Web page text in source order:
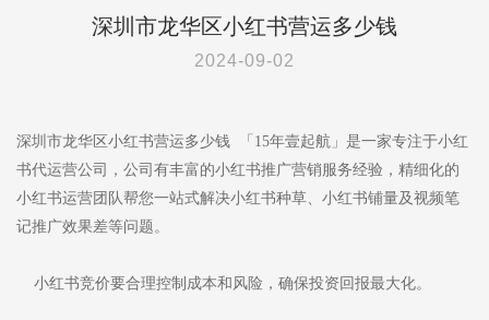
深圳市龙华区小红书营运多少钱
2024-09-02
深圳市龙华区小红书营运多少钱 「15年壹起航」是一家专注于小红
书代运营公司，公司有丰富的小红书推广营销服务经验，精细化的
小红书运营团队帮您一站式解决小红书种草、小红书铺量及视频笔
记推广效果差等问题。
小红书竞价要合理控制成本和风险，确保投资回报最大化。